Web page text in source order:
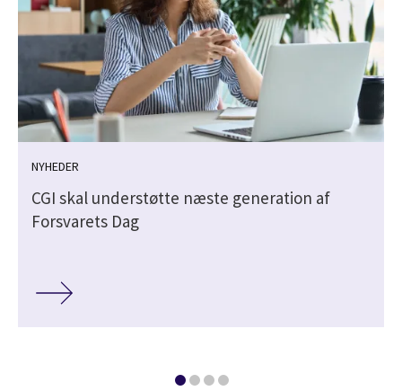
NYHEDER
CGI skal understøtte næste generation af
Forsvarets Dag